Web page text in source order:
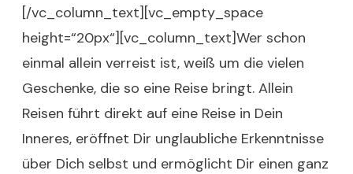
[/vc_column_text][vc_empty_space
height=“20px“][vc_column_text]Wer schon
einmal allein verreist ist, weiß um die vielen
Geschenke, die so eine Reise bringt. Allein
Reisen führt direkt auf eine Reise in Dein
Inneres, eröffnet Dir unglaubliche Erkenntnisse
über Dich selbst und ermöglicht Dir einen ganz